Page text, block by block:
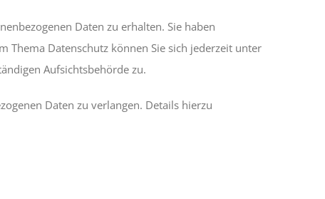
Daten zu erhalten. Sie haben
Thema Datenschutz können Sie sich jederzeit unter
Aufsichtsbehörde zu.
Daten zu verlangen. Details hierzu